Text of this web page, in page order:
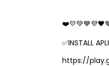
❤💛💚💙💜🖤
✅INSTALL
https://